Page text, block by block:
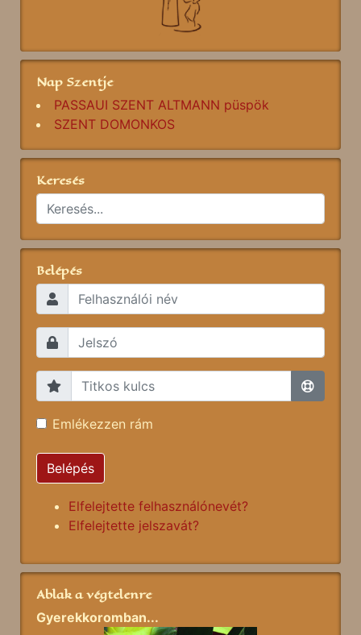
Nap Szentje
PASSAUI SZENT ALTMANN püspök
SZENT DOMONKOS
Keresés
Belépés
Emlékezzen rám
Belépés
Elfelejtette felhasználónevét?
Elfelejtette jelszavát?
Ablak a végtelenre
Gyerekkoromban...